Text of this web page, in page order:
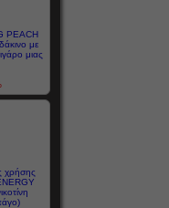
PEACH
με
μιας
χρήσης